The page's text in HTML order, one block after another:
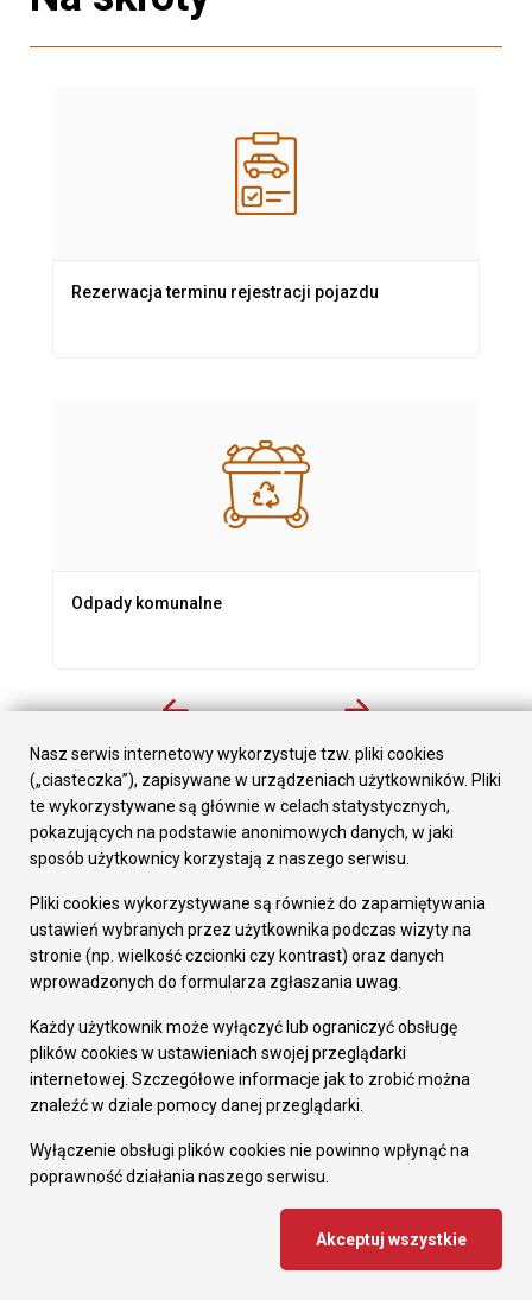
Rezerwacja terminu rejestracji pojazdu
Odpady komunalne
Zapisz się na newsletter
Nasz serwis internetowy wykorzystuje tzw. pliki cookies
(„ciasteczka”), zapisywane w urządzeniach użytkowników. Pliki
te wykorzystywane są głównie w celach statystycznych,
pokazujących na podstawie anonimowych danych, w jaki
sposób użytkownicy korzystają z naszego serwisu.
Pliki cookies wykorzystywane są również do zapamiętywania
ustawień wybranych przez użytkownika podczas wizyty na
stronie (np. wielkość czcionki czy kontrast) oraz danych
wprowadzonych do formularza zgłaszania uwag.
Każdy użytkownik może wyłączyć lub ograniczyć obsługę
plików cookies w ustawieniach swojej przeglądarki
internetowej. Szczegółowe informacje jak to zrobić można
znaleźć w dziale pomocy danej przeglądarki.
Wyłączenie obsługi plików cookies nie powinno wpłynąć na
poprawność działania naszego serwisu.
Akceptuj wszystkie